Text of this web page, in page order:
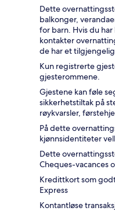
Dette
balkonger,
for barn. Hvis du
kontakter
de har et
Kun registrerte
gjesterommene.
Gjestene kan føle
sikkerhetstiltak på
røykvarsler,
På dette
kjønnsidentiteter
Dette
Cheques-vacances
Kredittkort som
Express
Kontantløse